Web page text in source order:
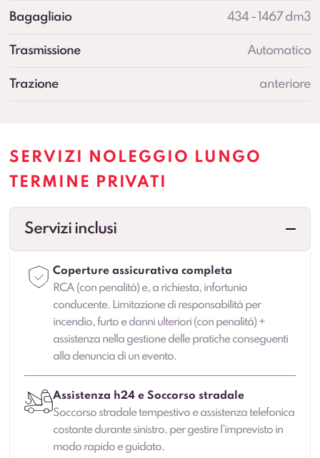
Bagagliaio 434 - 1467 dm3
Trasmissione Automatico
Trazione anteriore
SERVIZI NOLEGGIO LUNGO
TERMINE PRIVATI
Servizi inclusi
Coperture assicurativa completa
RCA (con penalità) e, a richiesta, infortunio
conducente. Limitazione di responsabilità per
incendio, furto e danni ulteriori (con penalità) +
assistenza nella gestione delle pratiche conseguenti
alla denuncia di un evento.
Assistenza h24 e Soccorso stradale
Soccorso stradale tempestivo e assistenza telefonica
costante durante sinistro, per gestire l’imprevisto in
modo rapido e guidato.